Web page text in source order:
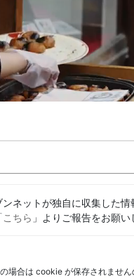
ネットが独自に収集した
こちら 」よりご報告をお願い
合は cookie が保存されません